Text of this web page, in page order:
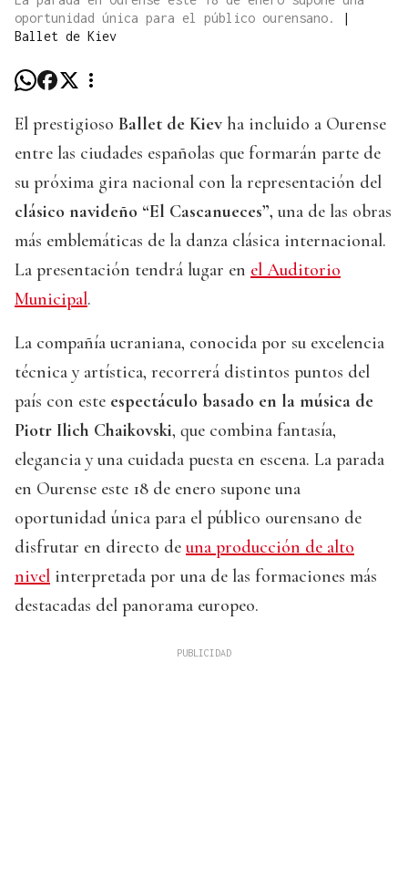
oportunidad única para el público ourensano.
|
Ballet de Kiev
El prestigioso Ballet de Kiev ha incluido a Ourense
entre las ciudades españolas que formarán parte de
su próxima gira nacional con la representación del
clásico navideño “El Cascanueces”, una de las obras
más emblemáticas de la danza clásica internacional.
La presentación tendrá lugar en el Auditorio
Municipal.
La compañía ucraniana, conocida por su excelencia
técnica y artística, recorrerá distintos puntos del
país con este espectáculo basado en la música de
Piotr Ilich Chaikovski, que combina fantasía,
elegancia y una cuidada puesta en escena. La parada
en Ourense este 18 de enero supone una
oportunidad única para el público ourensano de
disfrutar en directo de una producción de alto
nivel interpretada por una de las formaciones más
destacadas del panorama europeo.